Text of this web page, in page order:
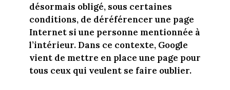
désormais obligé, sous certaines
conditions, de déréférencer une page
Internet si une personne mentionnée à
l’intérieur. Dans ce contexte, Google
vient de mettre en place une page pour
tous ceux qui veulent se faire oublier.